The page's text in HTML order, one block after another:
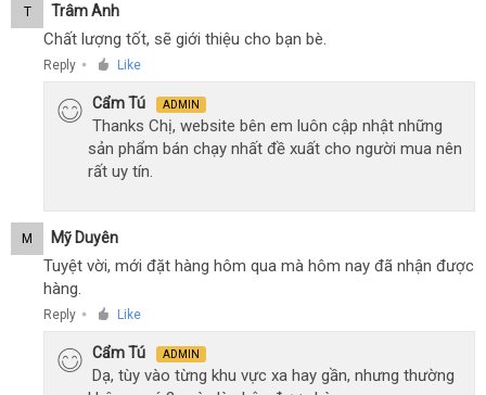
T Trâm Anh
Chất lượng tốt, sẽ giới thiệu cho bạn bè.
Reply ● Like
Cẩm Tú ADMIN
Thanks Chị, website bên em luôn cập nhật những
sản phẩm bán chạy nhất đề xuất cho người mua nên
rất uy tín.
M Mỹ Duyên
Tuyệt vời, mới đặt hàng hôm qua mà hôm nay đã nhận được
hàng.
Reply ● Like
Cẩm Tú ADMIN
Dạ, tùy vào từng khu vực xa hay gần, nhưng thường